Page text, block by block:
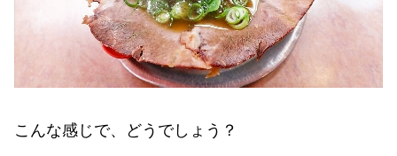
こんな感じで、どうでしょう？